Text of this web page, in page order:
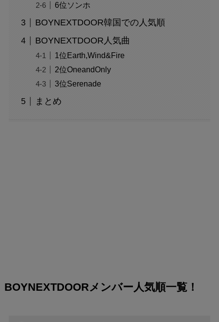
6位ソンホ
BOYNEXTDOOR韓国での人気順
BOYNEXTDOOR人気曲
1位Earth,Wind&Fire
2位OneandOnly
3位Serenade
まとめ
BOYNEXTDOORメンバー人気順一覧！